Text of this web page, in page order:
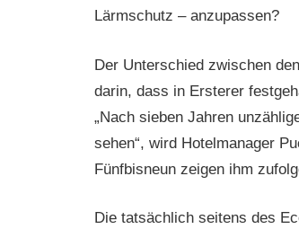
Lärmschutz – anzupassen?
Der Unterschied zwischen
darin, dass in Ersterer
„Nach sieben Jahren
sehen“, wird Hotelmanager
Fünfbisneun zeigen ihm
Die tatsächlich seitens des